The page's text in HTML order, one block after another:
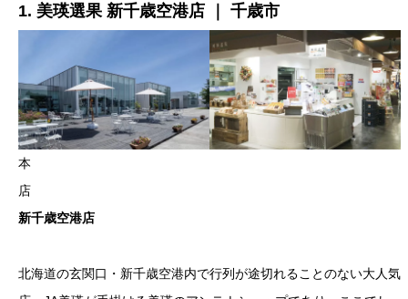
1. 美瑛選果 新千歳空港店 ｜ 千歳市
本
店
新千歳空港店
北海道の玄関口・新千歳空港内で行列が途切れることのない大人気